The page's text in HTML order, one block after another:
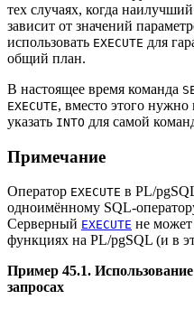
тех случаях, когда
зависит от значений
использовать EXECUTE для
общий план.
В настоящее время команда
EXECUTE, вместо этого
указать INTO для самой
Примечание
Оператор EXECUTE в PL/
одноимённому SQL-
Серверный EXECUTE не может
функциях на PL/pgSQL (и в
Пример 45.1.
запросах